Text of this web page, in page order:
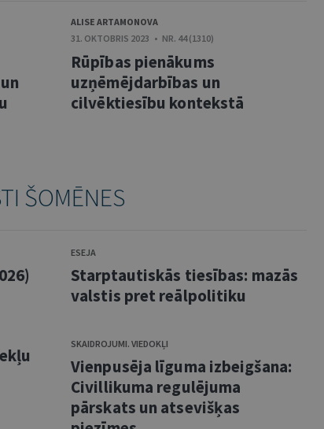
ALISE ARTAMONOVA
31. OKTOBRIS 2023 • NR. 44 (1310)
Rūpības pienākums
uzņēmējdarbības un
cilvēktiesību kontekstā
ŠOMĒNES
ESEJA
Starptautiskās tiesības: mazās
valstis pret reālpolitiku
SKAIDROJUMI. VIEDOKĻI
Vienpusēja līguma izbeigšana:
Civillikuma regulējuma
pārskats un atsevišķas